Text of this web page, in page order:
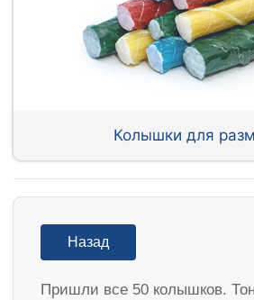
Колышки для
Назад
Пришли все 50 колышков.